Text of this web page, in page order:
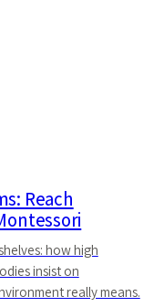
Reach
how high
insist on
really means.